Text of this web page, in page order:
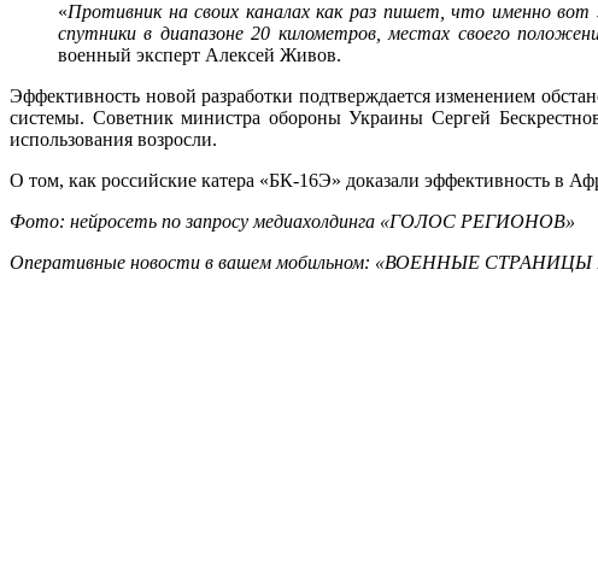
«Противник на своих каналах как раз пишет, что именно
спутники в диапазоне 20 километров, местах своего
военный эксперт Алексей Живов.
Эффективность новой разработки подтверждается изменением
системы. Советник министра обороны Украины Сергей
использования возросли.
О том, как российские катера «БК-16Э» доказали эффективность в
Фото: нейросеть по запросу медиахолдинга «ГОЛОС РЕГИОНОВ»
Оперативные новости в вашем мобильном: «ВОЕННЫЕ СТРАНИЦЫ